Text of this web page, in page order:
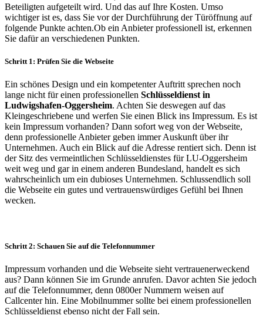
Beteiligten aufgeteilt wird. Und das auf Ihre Kosten. Umso
wichtiger ist es, dass Sie vor der Durchführung der Türöffnung auf
folgende Punkte achten.Ob ein Anbieter professionell ist, erkennen
Sie dafür an verschiedenen Punkten.
Schritt 1: Prüfen Sie die Webseite
Ein schönes Design und ein kompetenter Auftritt sprechen noch
lange nicht für einen professionellen Schlüsseldienst in
Ludwigshafen-Oggersheim. Achten Sie deswegen auf das
Kleingeschriebene und werfen Sie einen Blick ins Impressum. Es ist
kein Impressum vorhanden? Dann sofort weg von der Webseite,
denn professionelle Anbieter geben immer Auskunft über ihr
Unternehmen. Auch ein Blick auf die Adresse rentiert sich. Denn ist
der Sitz des vermeintlichen Schlüsseldienstes für LU-Oggersheim
weit weg und gar in einem anderen Bundesland, handelt es sich
wahrscheinlich um ein dubioses Unternehmen. Schlussendlich soll
die Webseite ein gutes und vertrauenswürdiges Gefühl bei Ihnen
wecken.
Schritt 2: Schauen Sie auf die Telefonnummer
Impressum vorhanden und die Webseite sieht vertrauenerweckend
aus? Dann können Sie im Grunde anrufen. Davor achten Sie jedoch
auf die Telefonnummer, denn 0800er Nummern weisen auf
Callcenter hin. Eine Mobilnummer sollte bei einem professionellen
Schlüsseldienst ebenso nicht der Fall sein.